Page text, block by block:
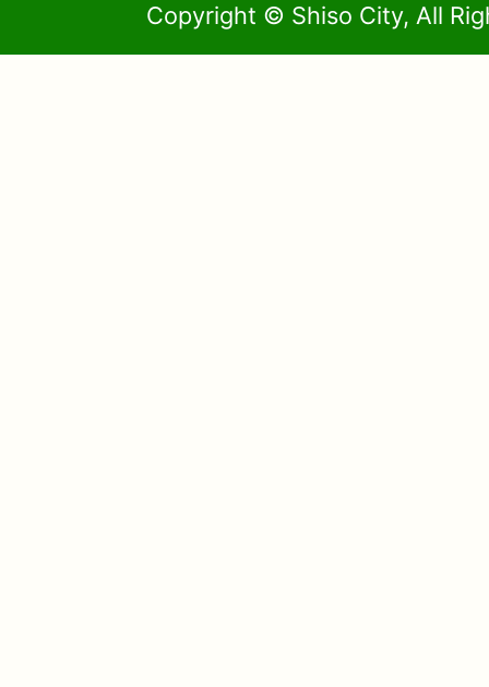
Copyright © Shiso City, All